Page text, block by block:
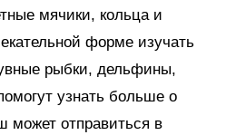
мячики, кольца и
форме изучать
рыбки, дельфины,
узнать больше о
отправиться в